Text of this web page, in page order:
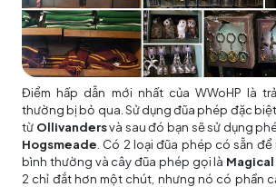
Điểm hấp dẫn mới nhất của WWoHP là
thường bị bỏ qua. Sử dụng đũa phép đặc
từ Ollivandersvà sau đó bạn sẽ sử dụng
Hogsmeade . Có 2 loại đũa phép có sẵn
bình thường và cây đũa phép gọi là Magical
2 chỉ đắt hơn một chút, nhưng nó có phần